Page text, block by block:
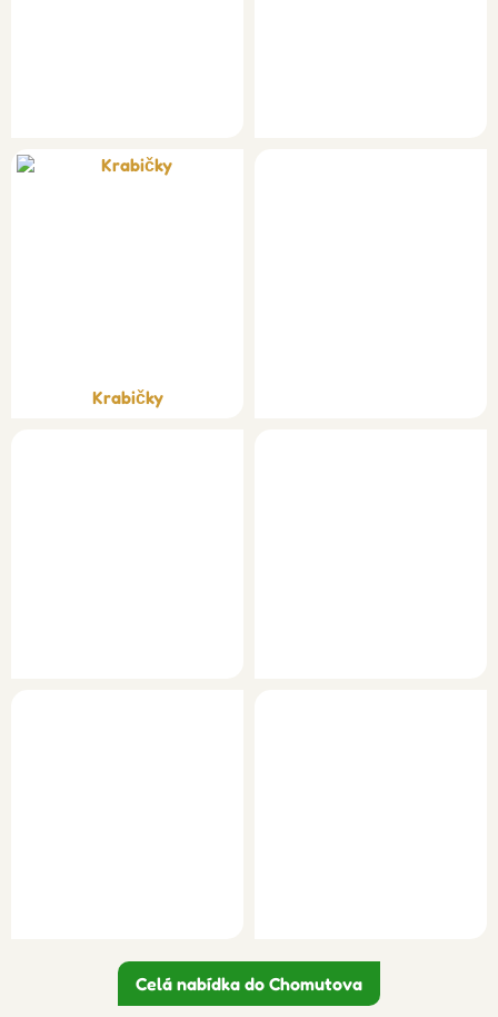
Krabičky
Celá nabídka do Chomutova